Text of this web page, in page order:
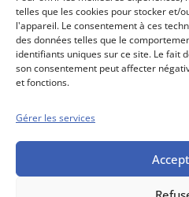
telles que les cookies pour stocker et/
l'appareil. Le consentement à ces
des données telles que le
identifiants uniques sur ce site. Le fait
son consentement peut affecter
et fonctions.
Gérer les services
Mentions Légales